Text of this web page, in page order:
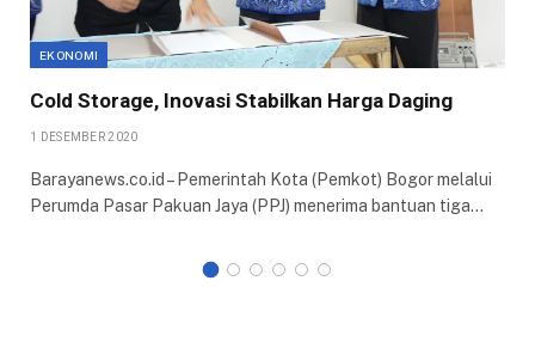
EKONOMI
Cold Storage, Inovasi Stabilkan Harga Daging
1 DESEMBER 2020
Barayanews.co.id – Pemerintah Kota (Pemkot) Bogor melalui
Perumda Pasar Pakuan Jaya (PPJ) menerima bantuan tiga…